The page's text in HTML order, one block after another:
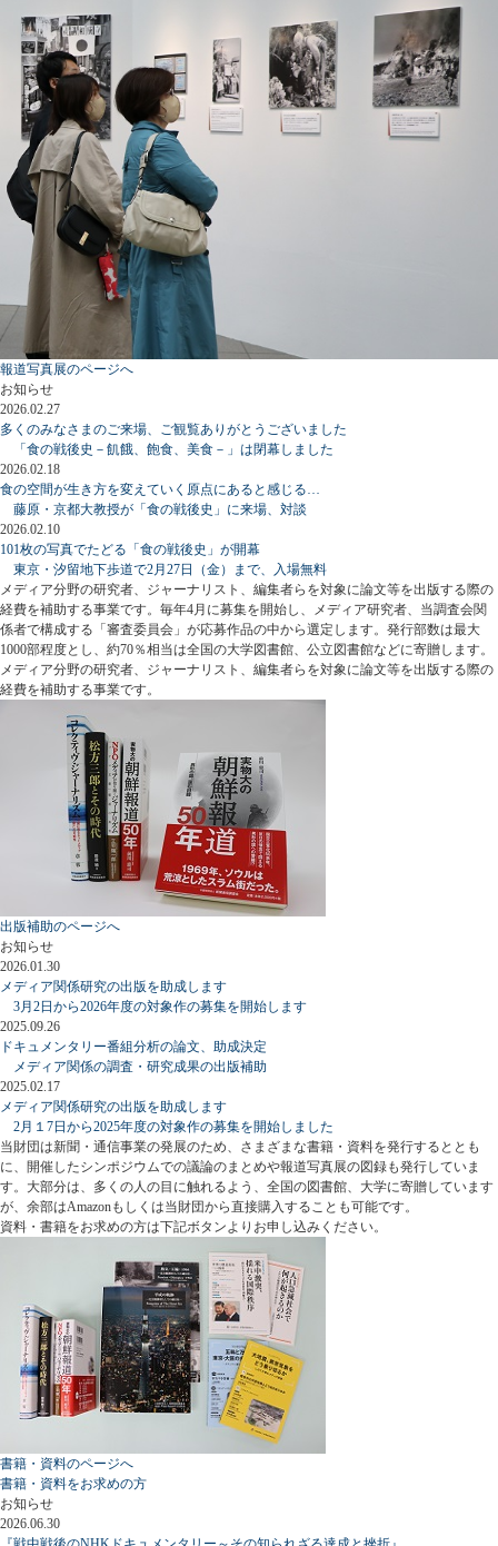
報道写真展のページへ
お知らせ
2026.02.27
多くのみなさまのご来場、ご観覧ありがとうございました
「食の戦後史－飢餓、飽食、美食－」は閉幕しました
2026.02.18
食の空間が生き方を変えていく原点にあると感じる…
藤原・京都大教授が「食の戦後史」に来場、対談
2026.02.10
101枚の写真でたどる「食の戦後史」が開幕
東京・汐留地下歩道で2月27日（金）まで、入場無料
メディア分野の研究者、ジャーナリスト、編集者らを対象に論文等を出版する際の
経費を補助する事業です。毎年4月に募集を開始し、メディア研究者、当調査会関
係者で構成する「審査委員会」が応募作品の中から選定します。発行部数は最大
1000部程度とし、約70％相当は全国の大学図書館、公立図書館などに寄贈します。
メディア分野の研究者、ジャーナリスト、編集者らを対象に論文等を出版する際の
経費を補助する事業です。
出版補助のページへ
お知らせ
2026.01.30
メディア関係研究の出版を助成します
3月2日から2026年度の対象作の募集を開始します
2025.09.26
ドキュメンタリー番組分析の論文、助成決定
メディア関係の調査・研究成果の出版補助
2025.02.17
メディア関係研究の出版を助成します
2月１7日から2025年度の対象作の募集を開始しました
当財団は新聞・通信事業の発展のため、さまざまな書籍・資料を発行するととも
に、開催したシンポジウムでの議論のまとめや報道写真展の図録も発行していま
す。大部分は、多くの人の目に触れるよう、全国の図書館、大学に寄贈しています
が、余部はAmazonもしくは当財団から直接購入することも可能です。
資料・書籍をお求めの方は下記ボタンよりお申し込みください。
書籍・資料のページへ
書籍・資料をお求めの方
お知らせ
2026.06.30